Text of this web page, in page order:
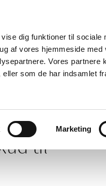
dig funktioner til sociale
af vores hjemmeside med
Vores partnere
som de har indsamlet
Marketing
Om os Kontakt
Apoteker og salg af
til